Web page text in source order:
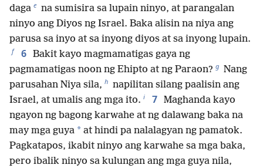
daga e na sumisira sa lupain ninyo, at parangalan
ninyo ang Diyos ng Israel. Baka alisin na niya ang
parusa sa inyo at sa inyong diyos at sa inyong lupain.
f 6 Bakit kayo magmamatigas gaya ng
pagmamatigas noon ng Ehipto at ng Paraon? g Nang
parusahan Niya sila, h napilitan silang paalisin ang
Israel, at umalis ang mga ito. i 7 Maghanda kayo
ngayon ng bagong karwahe at ng dalawang baka na
may mga guya * at hindi pa nalalagyan ng pamatok.
Pagkatapos, ikabit ninyo ang karwahe sa mga baka,
pero ibalik ninyo sa kulungan ang mga guya nila,